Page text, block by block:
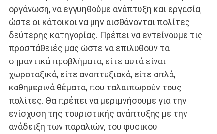
οργάνωση, να εγγυηθούμε ανάπτυξη και εργασία,
ώστε οι κάτοικοι να μην αισθάνονται πολίτες
δεύτερης κατηγορίας. Πρέπει να εντείνουμε τις
προσπάθειές μας ώστε να επιλυθούν τα
σημαντικά προβλήματα, είτε αυτά είναι
χωροταξικά, είτε αναπτυξιακά, είτε απλά,
καθημερινά θέματα, που ταλαιπωρούν τους
πολίτες. Θα πρέπει να μεριμνήσουμε για την
ενίσχυση της τουριστικής ανάπτυξης με την
ανάδειξη των παραλιών, του φυσικού